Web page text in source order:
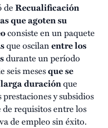
deRecualificación
que agoten su
consiste en un paquete
que oscilanentre los
durante un período
seis mesesque se
larga duraciónque
y subsidios
requisitos entre los
de empleo sin éxito.